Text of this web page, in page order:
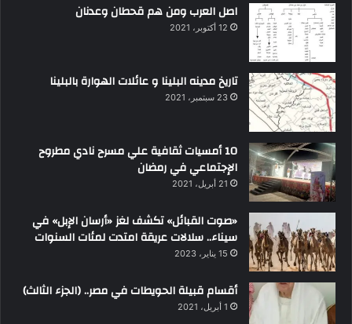
اصل العرب ومن هم قحطان وعدنان
12 أكتوبر، 2021
تاريخ مدينه البلينا و عائلات الهوارة بالبلينا
23 سبتمبر، 2021
10 أمسيات ثقافية علي مسرح نادي مطروح
الإجتماعي في رمضان
21 أبريل، 2021
«صوت القبائل» تكشف لغز «أرسان الإبل» في
سيناء.. سلالات عريقة امتدت لمئات السنوات
15 يناير، 2023
أقسام قبيلة الحويطات في مصر.. (الجزء الثالث)
1 أبريل، 2021